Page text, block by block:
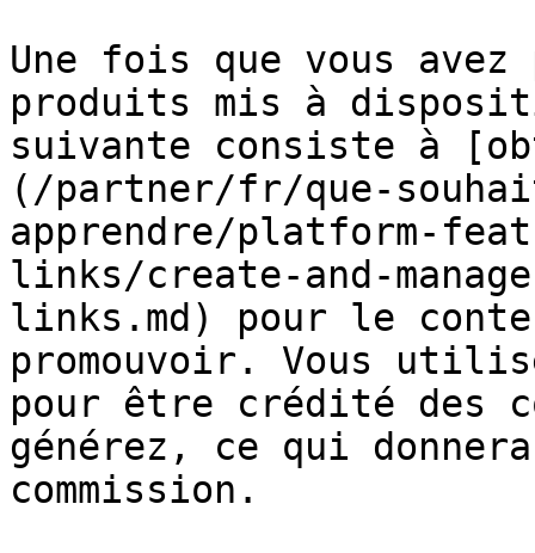
Une fois que vous
produits mis à
suivante consiste à
(/partner/fr/que-
apprendre/platform-
links/create-and-
links.md) pour le
promouvoir. Vous
pour être crédité des
générez, ce qui
commission.